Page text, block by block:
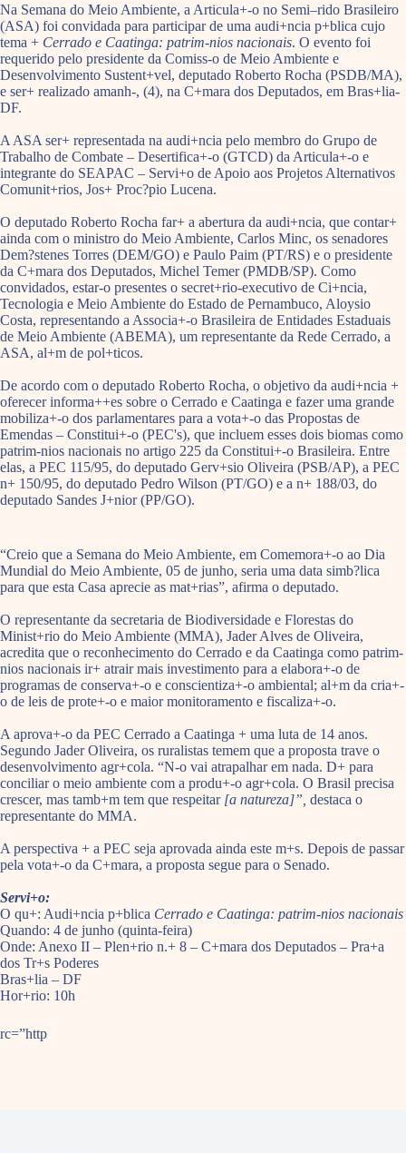
Na Semana do Meio Ambiente, a Articula+-o no Semi–rido Brasileiro
(ASA) foi convidada para participar de uma audi+ncia p+blica cujo
tema + Cerrado e Caatinga: patrim-nios nacionais. O evento foi
requerido pelo presidente da Comiss-o de Meio Ambiente e
Desenvolvimento Sustent+vel, deputado Roberto Rocha (PSDB/MA),
e ser+ realizado amanh-, (4), na C+mara dos Deputados, em Bras+lia-
DF.
A ASA ser+ representada na audi+ncia pelo membro do Grupo de
Trabalho de Combate – Desertifica+-o (GTCD) da Articula+-o e
integrante do SEAPAC – Servi+o de Apoio aos Projetos Alternativos
Comunit+rios, Jos+ Proc?pio Lucena.
O deputado Roberto Rocha far+ a abertura da audi+ncia, que contar+
ainda com o ministro do Meio Ambiente, Carlos Minc, os senadores
Dem?stenes Torres (DEM/GO) e Paulo Paim (PT/RS) e o presidente
da C+mara dos Deputados, Michel Temer (PMDB/SP). Como
convidados, estar-o presentes o secret+rio-executivo de Ci+ncia,
Tecnologia e Meio Ambiente do Estado de Pernambuco, Aloysio
Costa, representando a Associa+-o Brasileira de Entidades Estaduais
de Meio Ambiente (ABEMA), um representante da Rede Cerrado, a
ASA, al+m de pol+ticos.
De acordo com o deputado Roberto Rocha, o objetivo da audi+ncia +
oferecer informa++es sobre o Cerrado e Caatinga e fazer uma grande
mobiliza+-o dos parlamentares para a vota+-o das Propostas de
Emendas – Constitui+-o (PEC's), que incluem esses dois biomas como
patrim-nios nacionais no artigo 225 da Constitui+-o Brasileira. Entre
elas, a PEC 115/95, do deputado Gerv+sio Oliveira (PSB/AP), a PEC
n+ 150/95, do deputado Pedro Wilson (PT/GO) e a n+ 188/03, do
deputado Sandes J+nior (PP/GO).
“Creio que a Semana do Meio Ambiente, em Comemora+-o ao Dia
Mundial do Meio Ambiente, 05 de junho, seria uma data simb?lica
para que esta Casa aprecie as mat+rias”, afirma o deputado.
O representante da secretaria de Biodiversidade e Florestas do
Minist+rio do Meio Ambiente (MMA), Jader Alves de Oliveira,
acredita que o reconhecimento do Cerrado e da Caatinga como patrim-
nios nacionais ir+ atrair mais investimento para a elabora+-o de
programas de conserva+-o e conscientiza+-o ambiental; al+m da cria+-
o de leis de prote+-o e maior monitoramento e fiscaliza+-o.
A aprova+-o da PEC Cerrado a Caatinga + uma luta de 14 anos.
Segundo Jader Oliveira, os ruralistas temem que a proposta trave o
desenvolvimento agr+cola. “N-o vai atrapalhar em nada. D+ para
conciliar o meio ambiente com a produ+-o agr+cola. O Brasil precisa
crescer, mas tamb+m tem que respeitar[a natureza]”, destaca o
representante do MMA.
A perspectiva + a PEC seja aprovada ainda este m+s. Depois de passar
pela vota+-o da C+mara, a proposta segue para o Senado.
Servi+o:
O qu+: Audi+ncia p+blica Cerrado e Caatinga: patrim-nios nacionais
Quando: 4 de junho (quinta-feira)
Onde: Anexo II – Plen+rio n.+ 8 – C+mara dos Deputados – Pra+a
dos Tr+s Poderes
Bras+lia – DF
Hor+rio: 10h
rc=”http